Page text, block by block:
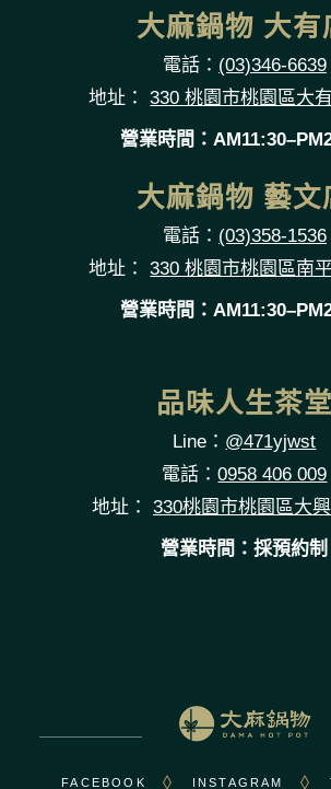
大麻鍋物 大有
電話： (03)346-6639
地址：330 桃園市桃園區大
營業時間：
大麻鍋物 藝文
電話： (03)358-1536
地址：330 桃園市桃園區南
營業時間：
品味人生茶堂
Line： @471yjwst
電話：0958 406 009
地址： 330桃園市桃園區大
營業時間：採預約制
FACEBOOK INSTAGRAM